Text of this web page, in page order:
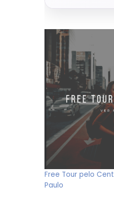
Free Tour pelo
Paulo